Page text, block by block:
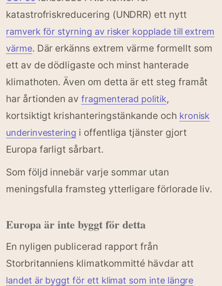
katastrofriskreducering (UNDRR) ett nytt
ramverk för styrning av risker kopplade till extrem
värme. Där erkänns extrem värme formellt som
ett av de dödligaste och minst hanterade
klimathoten. Även om detta är ett steg framåt
har årtionden avfragmenterad politik,
kortsiktigt krishanteringstänkande och kronisk
underinvestering i offentliga tjänster gjort
Europa farligt sårbart.
Som följd innebär varje sommar utan
meningsfulla framsteg ytterligare förlorade liv.
Europa är inte byggt för detta
En nyligen publicerad rapport från
Storbritanniens klimatkommitté hävdar att
landet är byggt för ett klimat som inte längre